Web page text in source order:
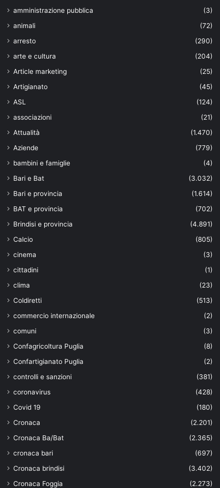
amministrazione pubblica
(3)
animali
(72)
arresto
(290)
arte e cultura
(204)
Article marketing
(25)
Artigianato
(45)
ASL
(124)
associazioni
(21)
Attualità
(1.470)
Aziende
(779)
bambini e famiglie
(4)
Bari e Bat
(3.032)
Bari e provincia
(1.614)
BAT e provincia
(702)
Brindisi e provincia
(4.891)
Calcio
(805)
cinema
(3)
cittadini
(1)
clima
(23)
Coldiretti
(513)
commercio internazionale
(2)
comuni
(3)
Confagricoltura Puglia
(8)
Confartigianato Puglia
(2)
controlli e sanzioni
(381)
coronavirus
(428)
Covid 19
(180)
Cronaca
(2.201)
Cronaca Ba/Bat
(2.365)
cronaca bari
(697)
Cronaca brindisi
(3.402)
Cronaca Foggia
(2.273)